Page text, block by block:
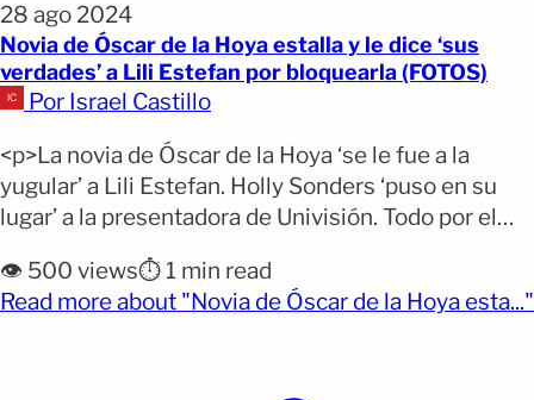
28 ago 2024
Novia de Óscar de la Hoya estalla y le dice ‘sus
verdades’ a Lili Estefan por bloquearla (FOTOS)
Por Israel Castillo
<p>La novia de Óscar de la Hoya ‘se le fue a la
yugular’ a Lili Estefan. Holly Sonders ‘puso en su
lugar’ a la presentadora de Univisión. Todo por el
paños menores El exboxeador Óscar de la Hoya y
su novia Holly Sonders están en el [&hellip;]</p>
👁️ 500 views⏱️ 1 min read
Read more about "Novia de Óscar de la Hoya esta..."